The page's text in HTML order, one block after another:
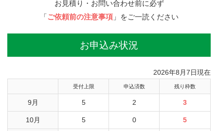
お見積り・お問い合わせ前に必ず
「ご依頼前の注意事項」をご一読ください
お申込み状況
2026年8月7日現在
受付上限 申込済数 残り枠数
9月 5 2 3
10月 5 0 5